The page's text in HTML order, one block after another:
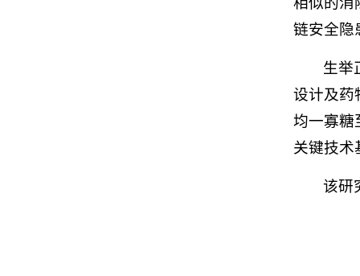
链安全隐
生举
设计及药
均一寡糖
关键技术
该研